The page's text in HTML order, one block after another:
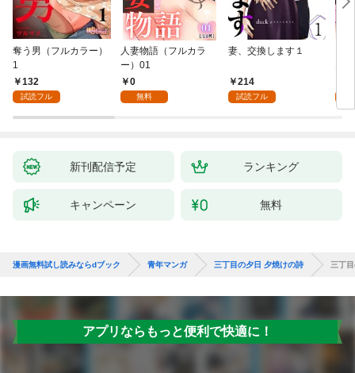
奪う男（フルカラー）
1
132
試読フル
人妻物語（フルカラ
ー）01
0
無料
妻、交換します１
214
試読フル
な
新刊配信予定 ランキング
キャンペーン 無料
漫画無料試し読みならdブック 青年マンガ 三丁目の夕日 夕焼けの詩 三丁
アプリならもっと便利で快適に！